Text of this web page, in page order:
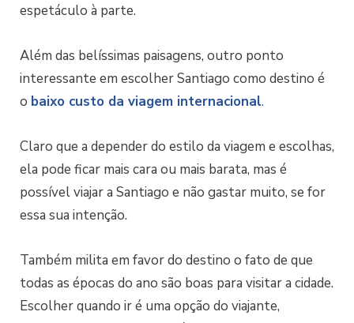
espetáculo à parte.
Além das belíssimas paisagens, outro ponto
interessante em escolher Santiago como destino é
o baixo custo da viagem internacional.
Claro que a depender do estilo da viagem e escolhas,
ela pode ficar mais cara ou mais barata, mas é
possível viajar a Santiago e não gastar muito, se for
essa sua intenção.
Também milita em favor do destino o fato de que
todas as épocas do ano são boas para visitar a cidade.
Escolher quando ir é uma opção do viajante,